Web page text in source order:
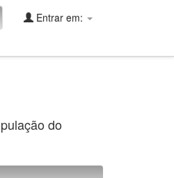
Entrar em:
do